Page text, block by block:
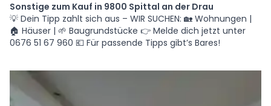
Sonstige zum Kauf in 9800 Spittal an der Drau
💡 Dein Tipp zahlt sich aus – WIR SUCHEN: 🏡 Wohnungen |
🏠 Häuser | 🌱 Baugrundstücke 👉 Melde dich jetzt unter
0676 51 67 960 💶 Für passende Tipps gibt’s Bares!